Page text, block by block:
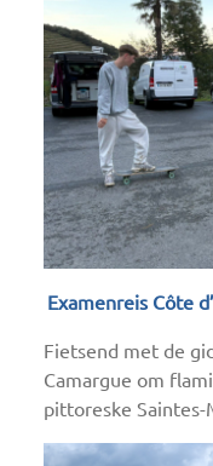
Examenreis Côte
Fietsend met de
Camargue om
pittoreske Saintes-